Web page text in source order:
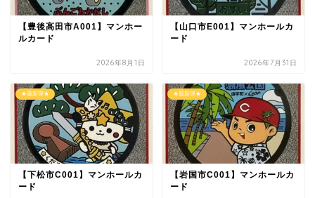
【豊後高田市A001】マンホー
ルカード
2026年8月1日
【山口市E001】マンホールカ
ード
2026年7月31日
★最新弾★
【下松市C001】マンホールカ
ード
★最新弾★
【岩国市C001】マンホールカ
ード